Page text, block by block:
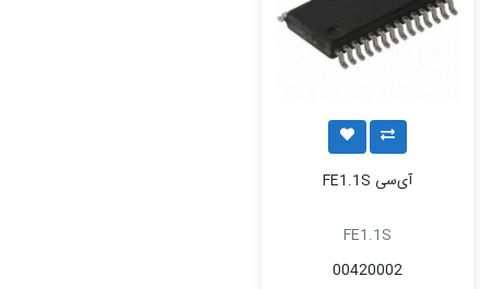
آی‌سی FE1.1S
FE1.1S
00420002